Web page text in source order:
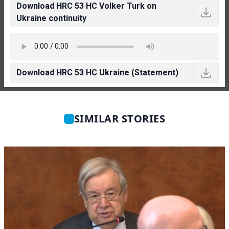
Download HRC 53 HC Volker Turk on
Ukraine continuity
Download HRC 53 HC Ukraine (Statement)
SIMILAR STORIES